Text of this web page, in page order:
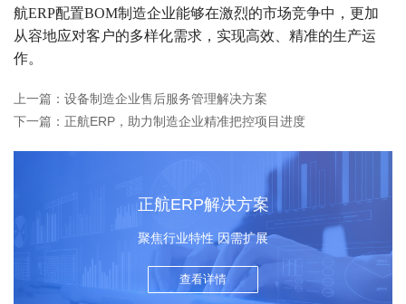
航ERP配置BOM制造企业能够在激烈的市场竞争中，更加
从容地应对客户的多样化需求，实现高效、精准的生产运
作。
上一篇：设备制造企业售后服务管理解决方案
下一篇：正航ERP，助力制造企业精准把控项目进度
正航ERP解决方案
聚焦行业特性 因需扩展
查看详情